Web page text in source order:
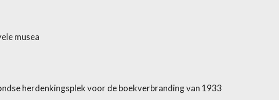
musea
herdenkingsplek voor de boekverbranding van 1933